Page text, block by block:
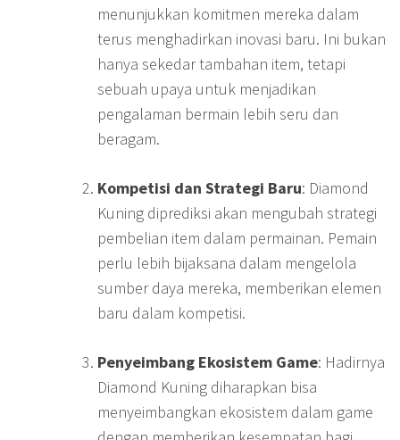
menunjukkan komitmen mereka dalam
terus menghadirkan inovasi baru. Ini bukan
hanya sekedar tambahan item, tetapi
sebuah upaya untuk menjadikan
pengalaman bermain lebih seru dan
beragam.
Kompetisi dan Strategi Baru: Diamond
Kuning diprediksi akan mengubah strategi
pembelian item dalam permainan. Pemain
perlu lebih bijaksana dalam mengelola
sumber daya mereka, memberikan elemen
baru dalam kompetisi.
Penyeimbang Ekosistem Game: Hadirnya
Diamond Kuning diharapkan bisa
menyeimbangkan ekosistem dalam game